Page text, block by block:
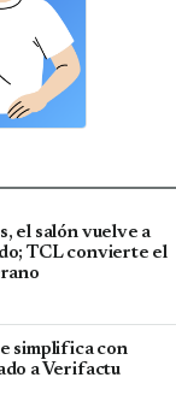
el salón vuelve a
TCL convierte el
simplifica con
a Verifactu